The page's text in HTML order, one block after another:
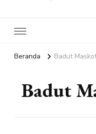
Beranda Badut
Badut